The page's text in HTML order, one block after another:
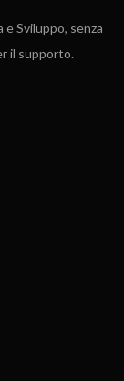
Sviluppo, senza
il supporto.